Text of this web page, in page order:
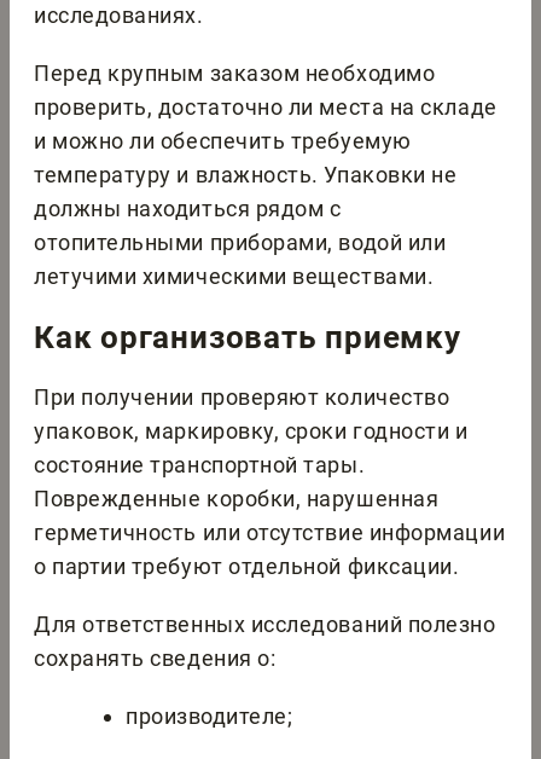
исследованиях.
Перед крупным заказом необходимо
проверить, достаточно ли места на складе
и можно ли обеспечить требуемую
температуру и влажность. Упаковки не
должны находиться рядом с
отопительными приборами, водой или
летучими химическими веществами.
Как организовать приемку
При получении проверяют количество
упаковок, маркировку, сроки годности и
состояние транспортной тары.
Поврежденные коробки, нарушенная
герметичность или отсутствие информации
о партии требуют отдельной фиксации.
Для ответственных исследований полезно
сохранять сведения о:
производителе;